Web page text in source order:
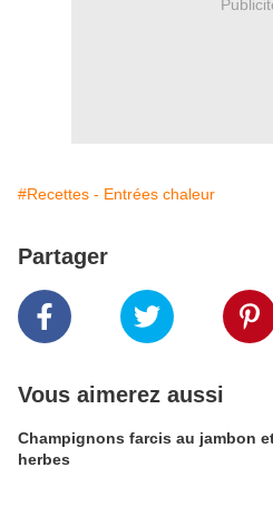
#Recettes - Entrées chaleur
Partager
Vous aimerez aussi
Champignons farcis au jambon
herbes